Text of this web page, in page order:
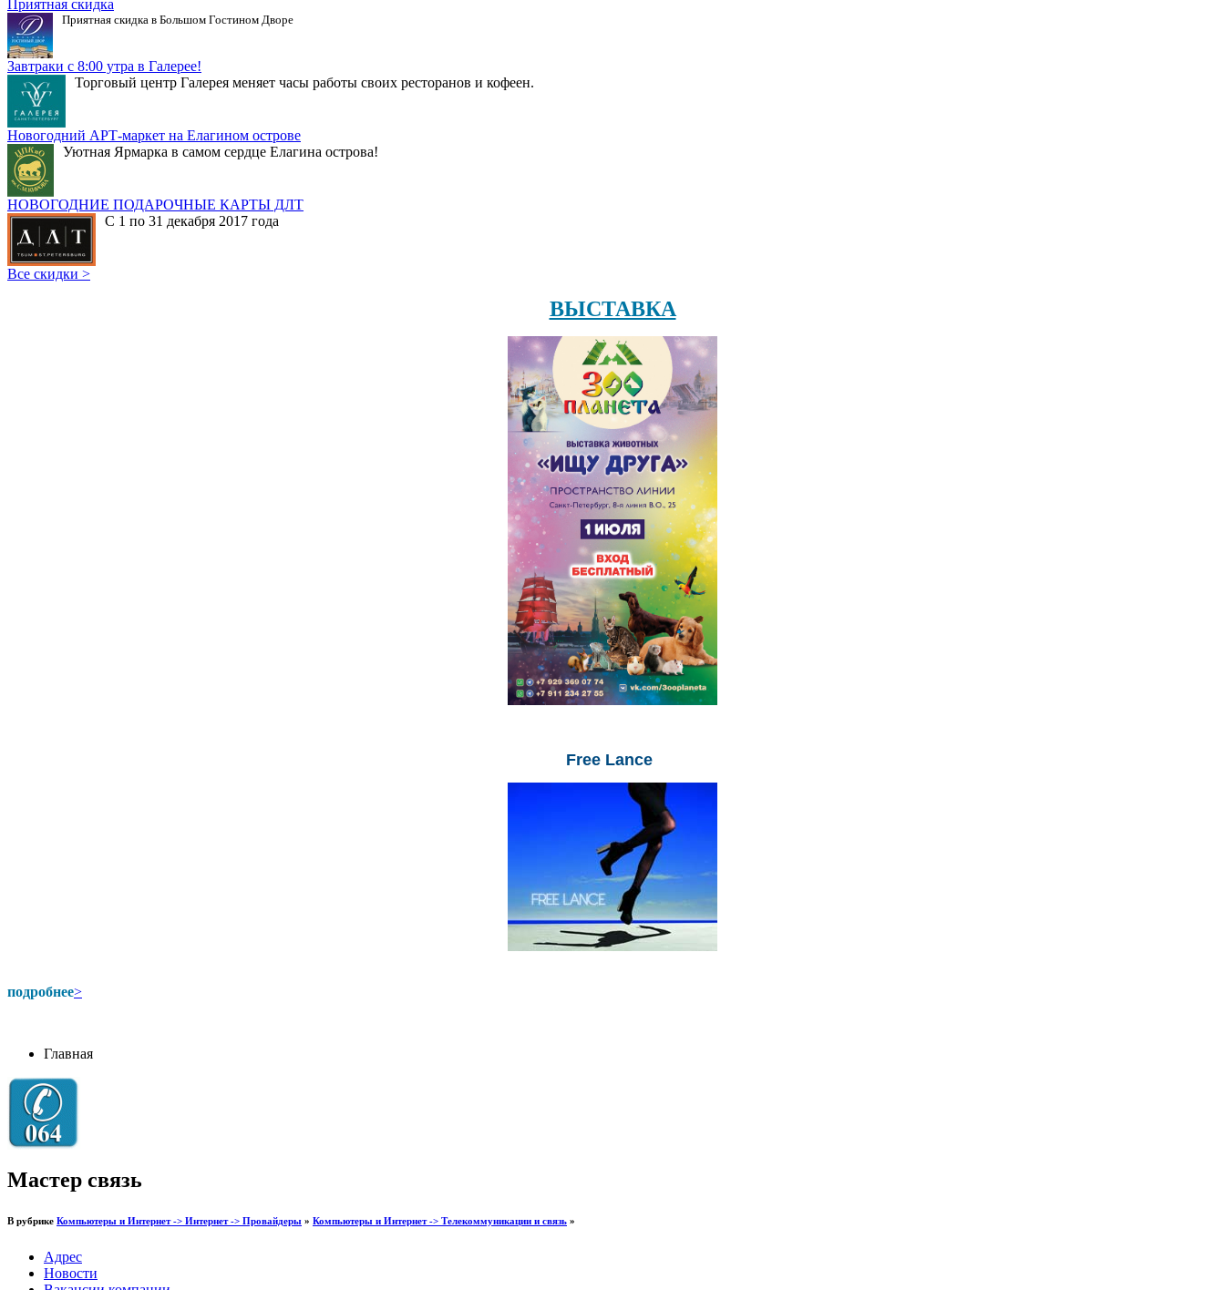
Приятная скидка
Приятная скидка в Большом Гостином Дворе
Завтраки с 8:00 утра в Галерее!
Торговый центр Галерея меняет часы работы своих ресторанов и кофеен.
Новогодний АРТ-маркет на Елагином острове
Уютная Ярмарка в самом сердце Елагина острова!
НОВОГОДНИЕ ПОДАРОЧНЫЕ КАРТЫ ДЛТ
С 1 по 31 декабря 2017 года
Все скидки >
ВЫСТАВКА
Free Lance
подробнее>
Главная
Мастер связь
В рубрике Компьютеры и Интернет -> Интернет -> Провайдеры » Компьютеры и Интернет -> Телекоммуникации и связь »
Адрес
Новости